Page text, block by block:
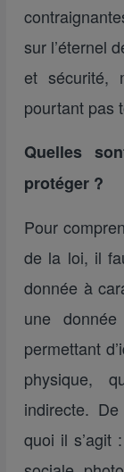
sur l’éternel
et sécurité,
pourtant pas
Quelles
protéger ?
Pour
de la loi, il
donnée à
une
permettant
physique,
indirecte.
quoi il s’agit